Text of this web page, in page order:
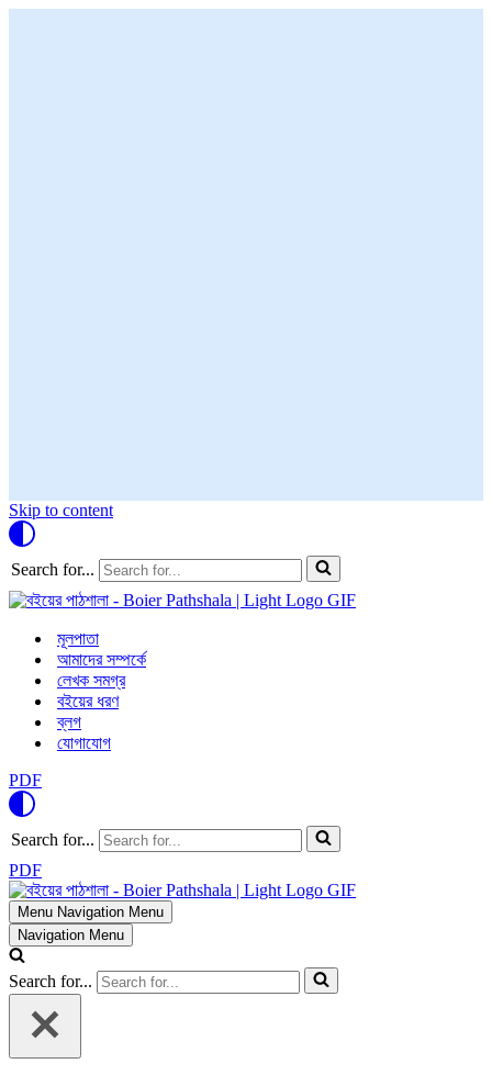
Skip to content
Search for...
মূলপাতা
আমাদের সম্পর্কে
লেখক সমগ্র
বইয়ের ধরণ
ব্লগ
যোগাযোগ
PDF
Search for...
PDF
Menu Navigation Menu
Navigation Menu
Search for...